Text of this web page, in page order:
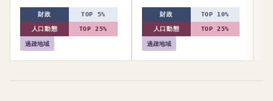
財政 TOP 5%
人口動態 TOP 25%
過疎地域
財政 TOP 10%
人口動態 TOP 25%
過疎地域